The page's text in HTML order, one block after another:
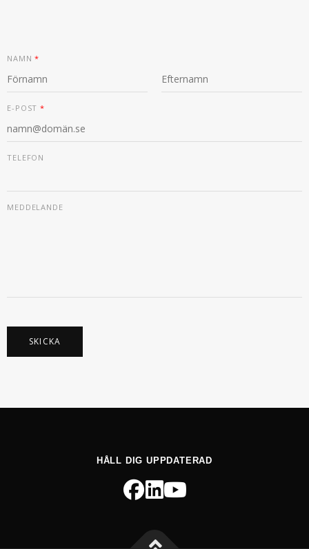
NAMN*
Ö
S
T
E-POST*
TELEFON
-
F
M
D
MEDDELANDE
SKICKA
HÅLL DIG UPPDATERAD